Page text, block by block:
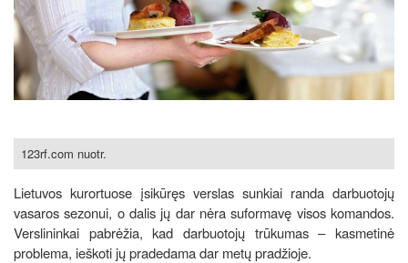
123rf.com nuotr.
Lietuvos kurortuose įsikūręs verslas sunkiai randa darbuotojų
vasaros sezonui, o dalis jų dar nėra suformavę visos komandos.
Verslininkai pabrėžia, kad darbuotojų trūkumas – kasmetinė
problema, ieškoti jų pradedama dar metų pradžioje.